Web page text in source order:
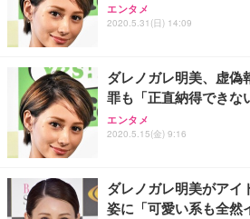
エンタメ
2020.5.31(日) 14:09
ダレノガレ明美、虚偽
罪も「正直納得できな
エンタメ
2020.5.15(金) 9:16
ダレノガレ明美がア
姿に「可愛い系も全然